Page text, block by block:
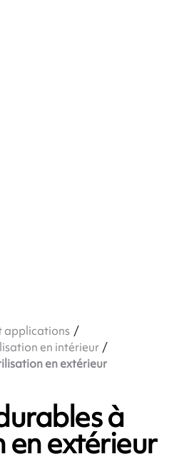
applications
en intérieur
en extérieur
à
en extérieur